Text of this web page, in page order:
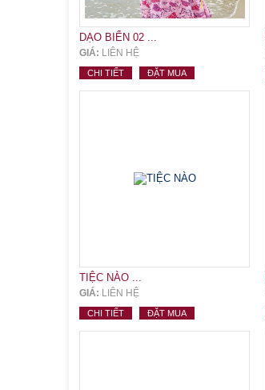
DẠO BIỂN 02 ...
GIÁ: LIÊN HỆ
CHI TIẾT ĐẶT MUA
TIỆC NÀO ...
GIÁ: LIÊN HỆ
CHI TIẾT ĐẶT MUA